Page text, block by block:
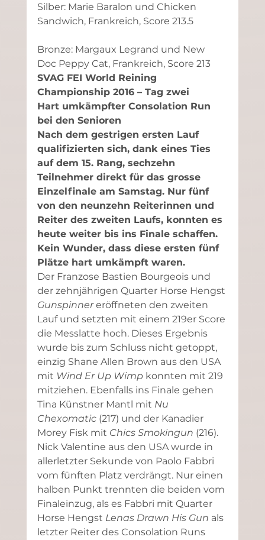
Silber: Marie Baralon und Chicken
Sandwich, Frankreich, Score 213.5
Bronze: Margaux Legrand und New
Doc Peppy Cat, Frankreich, Score 213
SVAG FEI World Reining
Championship 2016 – Tag zwei
Hart umkämpfter Consolation Run
bei den Senioren
Nach dem gestrigen ersten Lauf
qualifizierten sich, dank eines Ties
auf dem 15. Rang, sechzehn
Teilnehmer direkt für das grosse
Einzelfinale am Samstag. Nur fünf
von den neunzehn Reiterinnen und
Reiter des zweiten Laufs, konnten es
heute weiter bis ins Finale schaffen.
Kein Wunder, dass diese ersten fünf
Plätze hart umkämpft waren.
Der Franzose Bastien Bourgeois und
der zehnjährigen Quarter Horse Hengst
Gunspinner eröffneten den zweiten
Lauf und setzten mit einem 219er Score
die Messlatte hoch. Dieses Ergebnis
wurde bis zum Schluss nicht getoppt,
einzig Shane Allen Brown aus den USA
mit Wind Er Up Wimp konnten mit 219
mitziehen. Ebenfalls ins Finale gehen
Tina Künstner Mantl mit Nu
Chexomatic (217) und der Kanadier
Morey Fisk mit Chics Smokingun (216).
Nick Valentine aus den USA wurde in
allerletzter Sekunde von Paolo Fabbri
vom fünften Platz verdrängt. Nur einen
halben Punkt trennten die beiden vom
Finaleinzug, als es Fabbri mit Quarter
Horse Hengst Lenas Drawn His Gun als
letzter Reiter des Consolation Runs